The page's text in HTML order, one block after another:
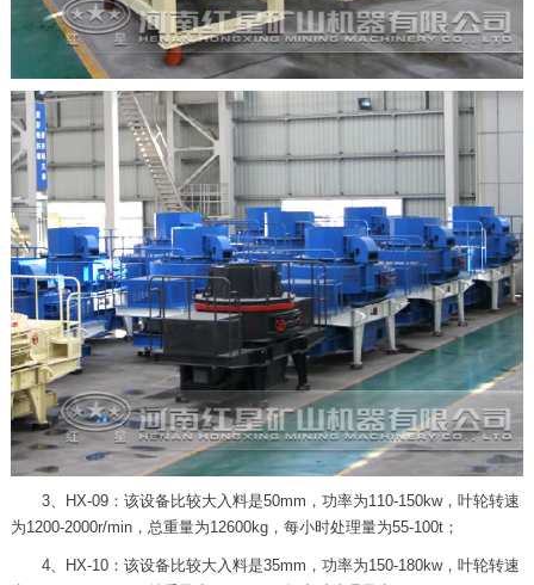
3、HX-09：该设备比较大入料是50mm，功率为110-150kw，叶轮转速
为1200-2000r/min，总重量为12600kg，每小时处理量为55-100t；
4、HX-10：该设备比较大入料是35mm，功率为150-180kw，叶轮转速